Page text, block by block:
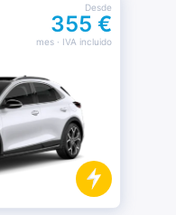
Desde
355 €
mes· IVA incluido